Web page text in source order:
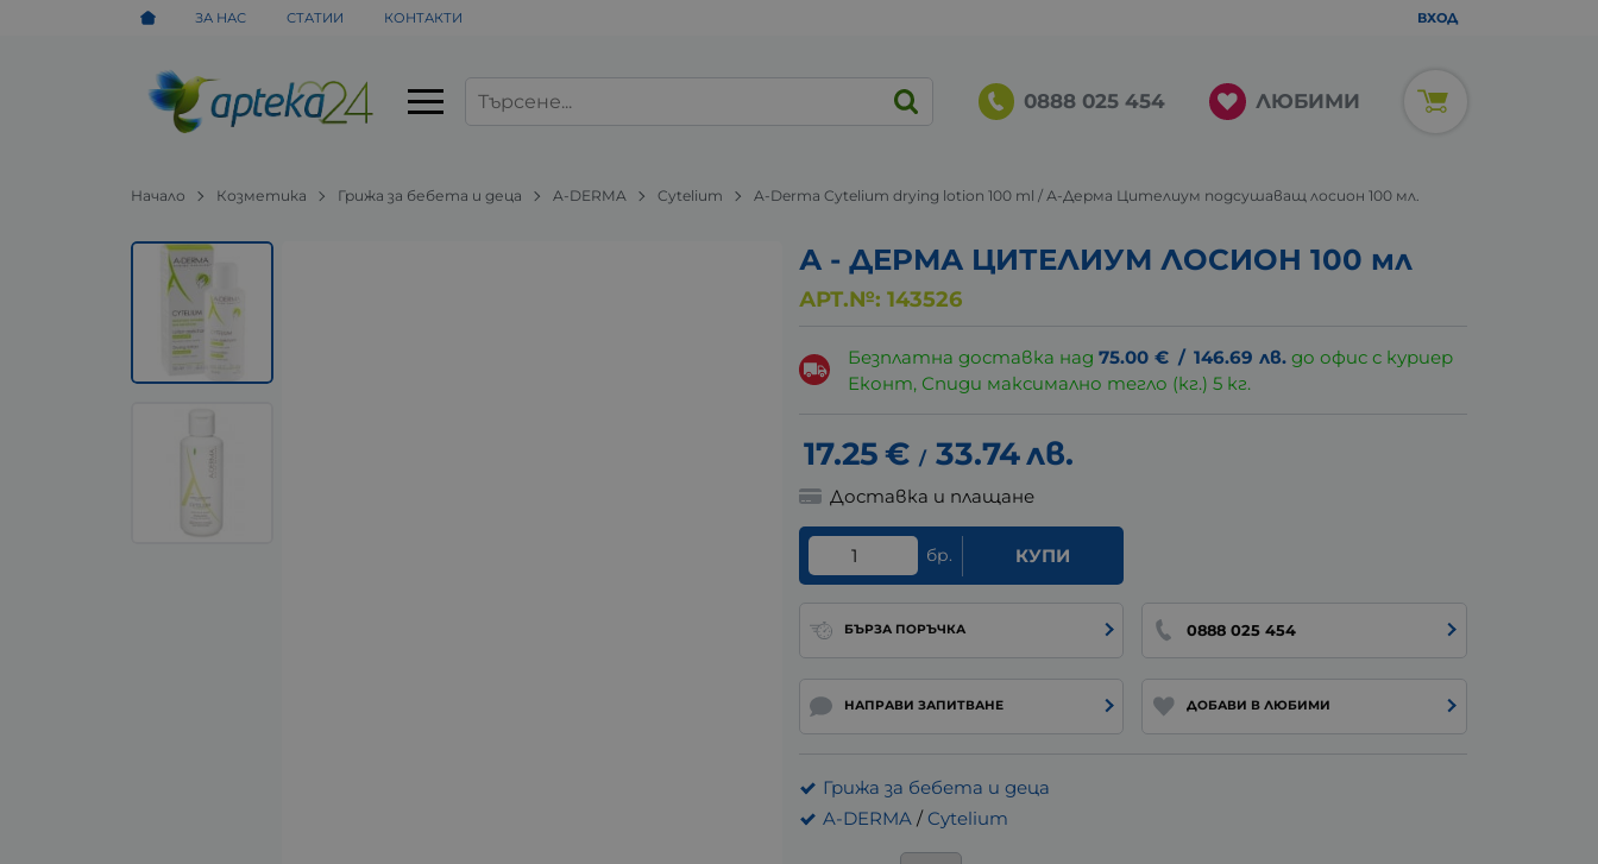
ЗА НАС СТАТИИ КОНТАКТИ ВХОД
0888 025 454 ЛЮБИМИ
Начало Козметика Грижа за бебета и деца A-DERMA Cytelium A-Derma Cytelium drying lotion 100 ml / А-Дерма Цителиум подсушаващ лосион 100 мл.
А - ДЕРМА ЦИТЕЛИУМ ЛОСИОН 100 мл
АРТ.№: 143526
Безплатна доставка над75.00 € / 146.69 лв. до офис с куриер
Еконт, Спиди максимално тегло (кг.) 5 кг.
17.25€ / 33.74лв.
Доставка и плащане
бр. КУПИ
БЪРЗА ПОРЪЧКА 0888 025 454
НАПРАВИ ЗАПИТВАНЕ ДОБАВИ В ЛЮБИМИ
Грижа за бебета и деца
A-DERMA / Cytelium